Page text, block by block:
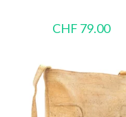
CHF 79.00